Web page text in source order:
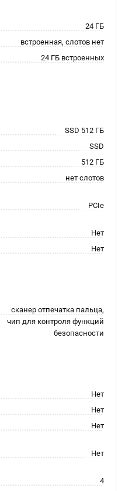
24 ГБ
встроенная, слотов нет
24 ГБ встроенных
SSD 512 ГБ
SSD
512 ГБ
нет слотов
PCIe
Нет
Нет
сканер отпечатка пальца,
чип для контроля функций
безопасности
Нет
Нет
Нет
Нет
4